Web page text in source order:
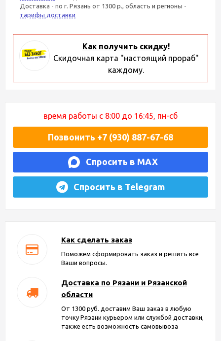
Доставка - по г. Рязань от 1300 р., область и регионы -
тарифы доставки
Как получить скидку!
Скидочная карта "настоящий прораб"
каждому.
время работы с 8:00 до 16:45, пн-сб
Позвонить +7 (930) 887-67-68
Спросить в MAX
Спросить в Telegram
Как сделать заказ
Поможем сформировать заказ и решить все
Ваши вопросы.
Доставка по Рязани и Рязанской
области
От 1300 руб. доставим Ваш заказ в любую
точку Рязани курьером или службой доставки,
также есть возможность самовывоза